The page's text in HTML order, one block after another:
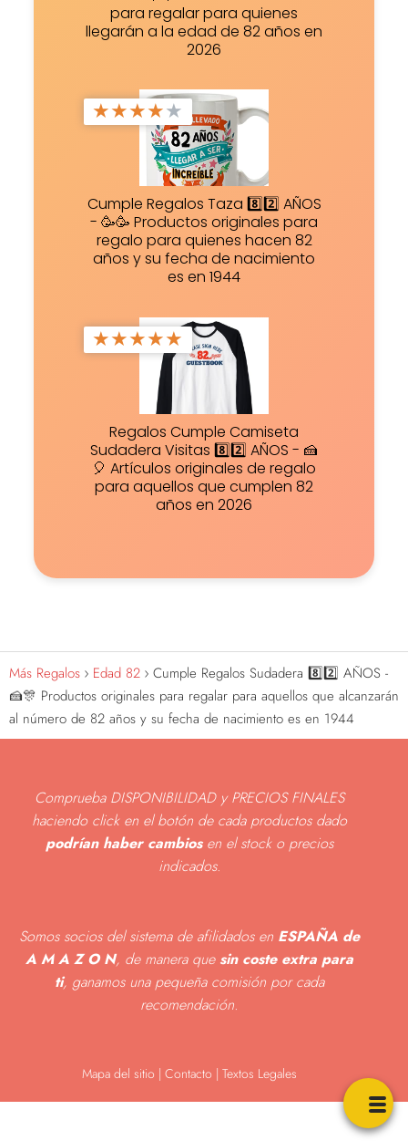
para regalar para quienes
llegarán a la edad de 82 años en
2026
★★★★★
Cumple Regalos Taza 8️⃣2️⃣ AÑOS
- 🥳🥳 Productos originales para
regalo para quienes hacen 82
años y su fecha de nacimiento
es en 1944
★★★★★
Regalos Cumple Camiseta
Sudadera Visitas 8️⃣2️⃣ AÑOS - 🍰
🎈 Artículos originales de regalo
para aquellos que cumplen 82
años en 2026
Más Regalos Edad 82
Cumple Regalos Sudadera 8️⃣2️⃣ AÑOS -
🍰🎊 Productos originales para regalar para aquellos que alcanzarán
al número de 82 años y su fecha de nacimiento es en 1944
Comprueba DISPONIBILIDAD y PRECIOS FINALES
haciendo click en el botón de cada productos dado
podrían haber cambiosen el stock o precios
indicados.
Somos socios del sistema de afilidados en ESPAÑA de
A M A Z O N, de manera que sin coste extra para
ti, ganamos una pequeña comisión por cada
recomendación.
Mapa del sitio | Contacto | Textos Legales